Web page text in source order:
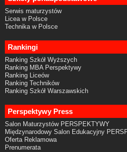
Serwis maturzystów
Licea w Polsce
Technika w Polsce
Rankingi
Ranking Szkół Wyższych
Ranking MBA Perspektywy
Ranking Liceów
Ranking Techników
Ranking Szkół Warszawskich
Perspektywy Press
Salon Maturzystów PERSPEKTYWY
Międzynarodowy Salon Edukacyjny
Oferta Reklamowa
Prenumerata